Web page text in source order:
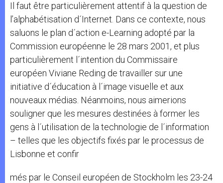
Il faut être particulièrement attentif à la question de
l’alphabétisation d´Internet. Dans ce contexte, nous
saluons le plan d´action e-Learning adopté par la
Commission européenne le 28 mars 2001, et plus
particulièrement l´intention du Commissaire
européen Viviane Reding de travailler sur une
initiative d´éducation à l´image visuelle et aux
nouveaux médias. Néanmoins, nous aimerions
souligner que les mesures destinées à former les
gens à l´utilisation de la technologie de l´information
– telles que les objectifs fixés par le processus de
Lisbonne et confir
més par le Conseil européen de Stockholm les 23-24